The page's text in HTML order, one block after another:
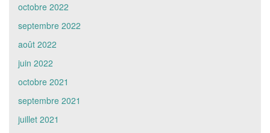
octobre 2022
septembre 2022
août 2022
juin 2022
octobre 2021
septembre 2021
juillet 2021